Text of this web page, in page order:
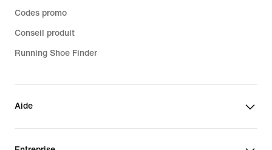
Codes promo
Conseil produit
Running Shoe Finder
Aide